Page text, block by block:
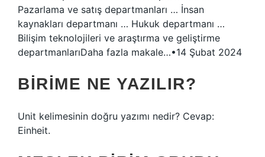
Pazarlama ve satış departmanları … İnsan
kaynakları departmanı … Hukuk departmanı …
Bilişim teknolojileri ve araştırma ve geliştirme
departmanlarıDaha fazla makale…•14 Şubat 2024
BIRIME NE YAZILIR?
Unit kelimesinin doğru yazımı nedir? Cevap:
Einheit.